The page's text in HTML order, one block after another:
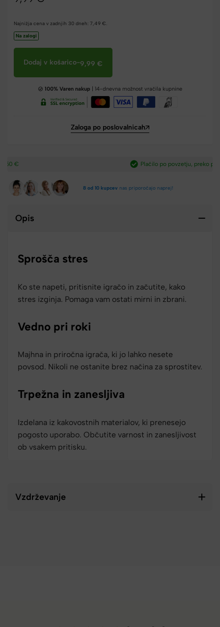
Najnižja cena v zadnjih 30 dneh: 7,49 €
Na zalogi
Dodaj v košarico-9,99 €
100% Varen nakup | 14-dnevna možnost vračila kupnine
Zaloga po poslovalnicah
Plačilo po povzetju, preko paypal-a in kartic.​
8 od 10 kupcev nas priporočajo naprej!
Opis
Sprošča stres
Ko ste napeti, pritisnite igračo in začutite, kako
stres izginja. Pomaga vam ostati mirni in zbrani.
Vedno pri roki
Majhna in priročna igrača, ki jo lahko nesete
povsod. Nikoli ne ostanite brez načina za sprostitev.
Trpežna in zanesljiva
Izdelana iz kakovostnih materialov, ki prenesejo
pogosto uporabo. Občutite varnost in zanesljivost
ob vsakem pritisku.
Vzdrževanje